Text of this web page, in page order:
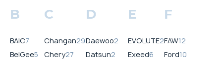
B
BAIC7
BelGee5
C
Changan29
Chery27
D
Daewoo2
Datsun2
E
EVOLUTE2
Exeed6
F
FAW12
Ford10